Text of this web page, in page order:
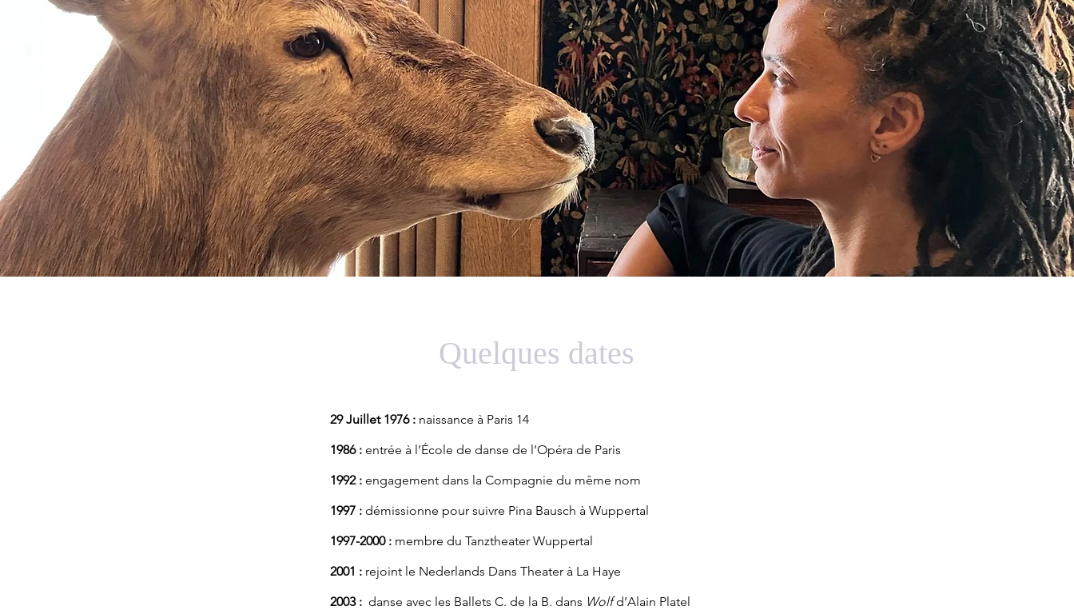
Quelques dates
29 Juillet 1976 : naissance à Paris 14
1986 : entrée à l’École de danse de l’Opéra de Paris
1992 : engagement dans la Compagnie du même nom
1997 : démissionne pour suivre Pina Bausch à Wuppertal
1997-2000 : membre du Tanztheater Wuppertal
2001 : rejoint le Nederlands Dans Theater à La Haye
2003 : danse avec les Ballets C. de la B. dans Wolfd’Alain Platel